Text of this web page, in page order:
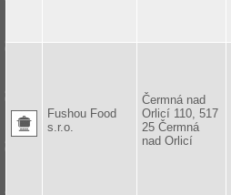
Fushou Food
s.r.o.
Čermná nad
Orlicí 110, 517
25 Čermná
nad Orlicí